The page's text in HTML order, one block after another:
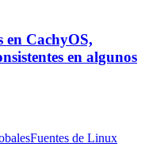
en CachyOS,
en algunos
Fuentes de Linux